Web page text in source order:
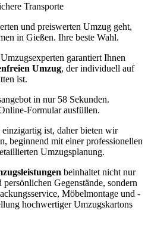
Transporte
und preiswerten Umzug geht,
in Gießen. Ihre beste Wahl.
garantiert Ihnen
Umzug, der individuell auf
ist.
in nur 58 Sekunden.
Formular ausfüllen.
ist, daher bieten wir
beginnend mit einer professionellen
Umzugsplanung.
beinhaltet nicht nur
Gegenstände, sondern
Möbelmontage und -
hochwertiger Umzugskartons